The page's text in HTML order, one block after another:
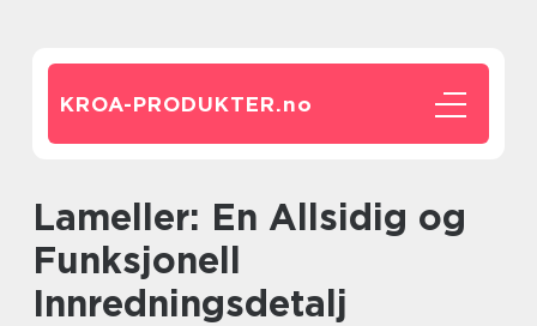
KROA-PRODUKTER.no
Lameller: En Allsidig og
Funksjonell
Innredningsdetalj